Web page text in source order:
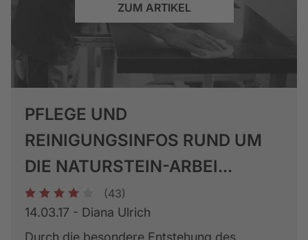
ZUM ARTIKEL
PFLEGE UND
REINIGUNGSINFOS RUND UM
DIE NATURSTEIN-ARBEI...
1 2 3 4 (43)
14.03.17 - Diana Ulrich
Durch die besondere Entstehung des